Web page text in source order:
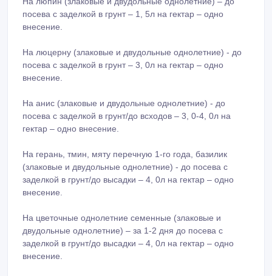
посева с заделкой в грунт – 1, 5л на гектар – одно
внесение.
На люцерну (злаковые и двудольные однолетние) - до
посева с заделкой в грунт – 3, 0л на гектар – одно
внесение.
На анис (злаковые и двудольные однолетние) - до
посева с заделкой в грунт/до всходов – 3, 0-4, 0л на
гектар – одно внесение.
На герань, тмин, мяту перечную 1-го года, базилик
(злаковые и двудольные однолетние) - до посева с
заделкой в грунт/до высадки – 4, 0л на гектар – одно
внесение.
На цветочные однолетние семенные (злаковые и
двудольные однолетние) – за 1-2 дня до посева с
заделкой в грунт/до высадки – 4, 0л на гектар – одно
внесение.